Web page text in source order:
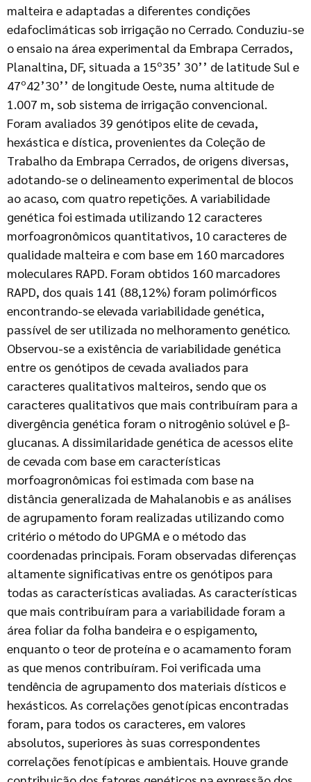
malteira e adaptadas a diferentes condições
edafoclimáticas sob irrigação no Cerrado. Conduziu-se
o ensaio na área experimental da Embrapa Cerrados,
Planaltina, DF, situada a 15º35’ 30’’ de latitude Sul e
47º42’30’’ de longitude Oeste, numa altitude de
1.007 m, sob sistema de irrigação convencional.
Foram avaliados 39 genótipos elite de cevada,
hexástica e dística, provenientes da Coleção de
Trabalho da Embrapa Cerrados, de origens diversas,
adotando-se o delineamento experimental de blocos
ao acaso, com quatro repetições. A variabilidade
genética foi estimada utilizando 12 caracteres
morfoagronômicos quantitativos, 10 caracteres de
qualidade malteira e com base em 160 marcadores
moleculares RAPD. Foram obtidos 160 marcadores
RAPD, dos quais 141 (88,12%) foram polimórficos
encontrando-se elevada variabilidade genética,
passível de ser utilizada no melhoramento genético.
Observou-se a existência de variabilidade genética
entre os genótipos de cevada avaliados para
caracteres qualitativos malteiros, sendo que os
caracteres qualitativos que mais contribuíram para a
divergência genética foram o nitrogênio solúvel e β-
glucanas. A dissimilaridade genética de acessos elite
de cevada com base em características
morfoagronômicas foi estimada com base na
distância generalizada de Mahalanobis e as análises
de agrupamento foram realizadas utilizando como
critério o método do UPGMA e o método das
coordenadas principais. Foram observadas diferenças
altamente significativas entre os genótipos para
todas as características avaliadas. As características
que mais contribuíram para a variabilidade foram a
área foliar da folha bandeira e o espigamento,
enquanto o teor de proteína e o acamamento foram
as que menos contribuíram. Foi verificada uma
tendência de agrupamento dos materiais dísticos e
hexásticos. As correlações genotípicas encontradas
foram, para todos os caracteres, em valores
absolutos, superiores às suas correspondentes
correlações fenotípicas e ambientais. Houve grande